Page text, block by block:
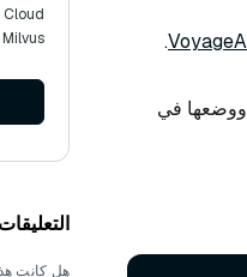
.
ووضعها في
Milvus ويعمل بسرعة 10 أضعاف.
التعليقات
هل كانت